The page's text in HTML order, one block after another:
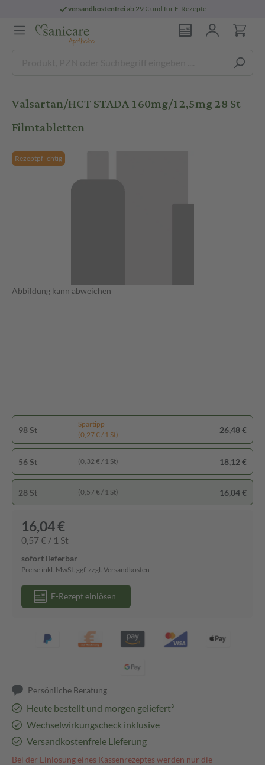
versandkostenfreiab 29 € und für E-Rezepte
Valsartan/HCT STADA 160mg/12,5mg 28 St
Filmtabletten
Rezeptpflichtig
Abbildung kann abweichen
98 St
Spartipp
(0,27 € / 1 St)
26,48 €
56 St (0,32 € / 1 St) 18,12 €
28 St (0,57 € / 1 St) 16,04 €
16,04 €
0,57 € / 1 St
sofort lieferbar
Preise inkl. MwSt. ggf. zzgl. Versandkosten
E-Rezept einlösen
Persönliche Beratung
Heute bestellt und morgen geliefert³
Wechselwirkungscheck inklusive
Versandkostenfreie Lieferung
Bei der Einlösung eines Kassenrezeptes werden nur die